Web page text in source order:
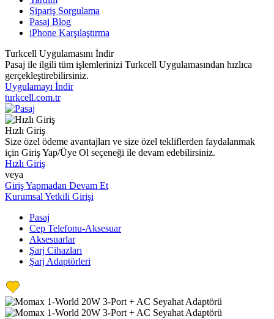
Sipariş Sorgulama
Pasaj Blog
iPhone Karşılaştırma
Turkcell Uygulamasını İndir
Pasaj ile ilgili tüm işlemlerinizi Turkcell Uygulamasından hızlıca
gerçekleştirebilirsiniz.
Uygulamayı İndir
turkcell.com.tr
Hızlı Giriş
Size özel ödeme avantajları ve size özel tekliflerden faydalanmak
için Giriş Yap/Üye Ol seçeneği ile devam edebilirsiniz.
Hızlı Giriş
veya
Giriş Yapmadan Devam Et
Kurumsal Yetkili Girişi
Pasaj
Cep Telefonu-Aksesuar
Aksesuarlar
Şarj Cihazları
Şarj Adaptörleri